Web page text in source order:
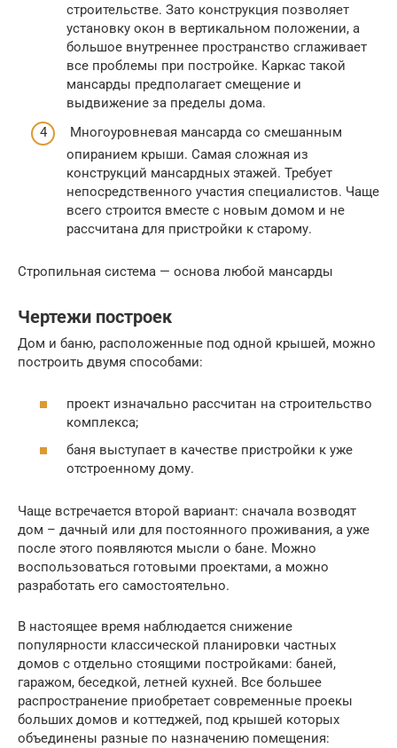
строительстве. Зато конструкция позволяет
установку окон в вертикальном положении, а
большое внутреннее пространство сглаживает
все проблемы при постройке. Каркас такой
мансарды предполагает смещение и
выдвижение за пределы дома.
Многоуровневая мансарда со смешанным
опиранием крыши. Самая сложная из
конструкций мансардных этажей. Требует
непосредственного участия специалистов. Чаще
всего строится вместе с новым домом и не
рассчитана для пристройки к старому.
Стропильная система — основа любой мансарды
Чертежи построек
Дом и баню, расположенные под одной крышей, можно
построить двумя способами:
проект изначально рассчитан на строительство
комплекса;
баня выступает в качестве пристройки к уже
отстроенному дому.
Чаще встречается второй вариант: сначала возводят
дом – дачный или для постоянного проживания, а уже
после этого появляются мысли о бане. Можно
воспользоваться готовыми проектами, а можно
разработать его самостоятельно.
В настоящее время наблюдается снижение
популярности классической планировки частных
домов с отдельно стоящими постройками: баней,
гаражом, беседкой, летней кухней. Все большее
распространение приобретает современные проекы
больших домов и коттеджей, под крышей которых
объединены разные по назначению помещения: